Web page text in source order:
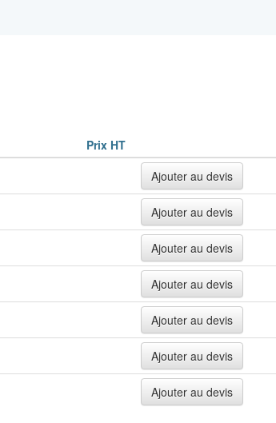
Prix HT
Ajouter au devis
Ajouter au devis
Ajouter au devis
Ajouter au devis
Ajouter au devis
Ajouter au devis
Ajouter au devis